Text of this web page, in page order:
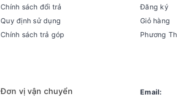
Chính sách đổi trả
Quy định sử dụng
Chính sách trả góp
Đăng ký
Giỏ hàng
Phương
Đơn vị vận chuyển
Email: